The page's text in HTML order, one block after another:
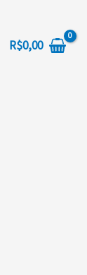
R$0,00